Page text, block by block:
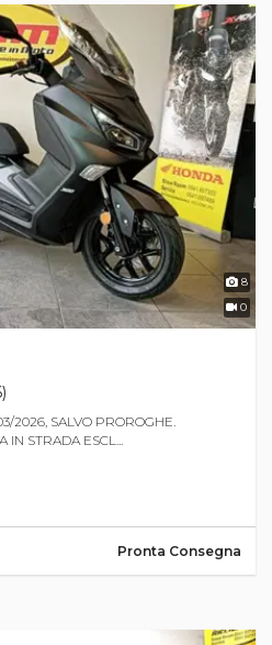
8
0
2026, SALVO PROROGHE.
IN STRADA ESCL...
Pronta Consegna